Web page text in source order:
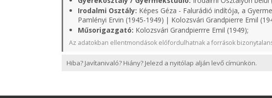
Irodalmi Osztály: Képes Géza - Falurádió indítója, a
Pamlényi Ervin (1945-1949) | Kolozsvári Grandpierre Emil
Műsorigazgató: Kolozsvári Grandpierrre Emil (1949);
Az adatokban ellentmondások előfordulhatnak a források
Hiba? Javítanivaló? Hiány? Jelezd a nyitólap alján levő címünkön.